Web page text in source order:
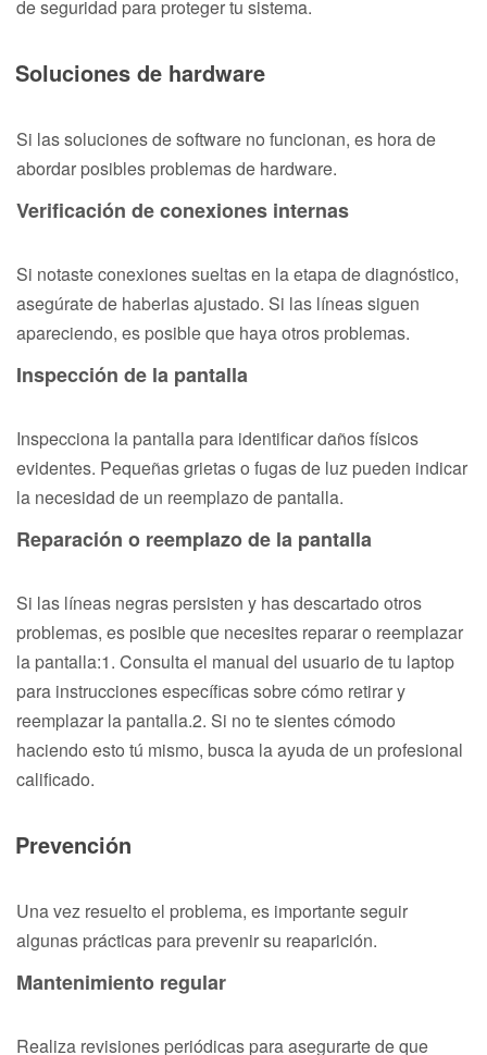
de seguridad para proteger tu sistema.
Soluciones de hardware
Si las soluciones de software no funcionan, es hora de
abordar posibles problemas de hardware.
Verificación de conexiones internas
Si notaste conexiones sueltas en la etapa de diagnóstico,
asegúrate de haberlas ajustado. Si las líneas siguen
apareciendo, es posible que haya otros problemas.
Inspección de la pantalla
Inspecciona la pantalla para identificar daños físicos
evidentes. Pequeñas grietas o fugas de luz pueden indicar
la necesidad de un reemplazo de pantalla.
Reparación o reemplazo de la pantalla
Si las líneas negras persisten y has descartado otros
problemas, es posible que necesites reparar o reemplazar
la pantalla:1. Consulta el manual del usuario de tu laptop
para instrucciones específicas sobre cómo retirar y
reemplazar la pantalla.2. Si no te sientes cómodo
haciendo esto tú mismo, busca la ayuda de un profesional
calificado.
Prevención
Una vez resuelto el problema, es importante seguir
algunas prácticas para prevenir su reaparición.
Mantenimiento regular
Realiza revisiones periódicas para asegurarte de que